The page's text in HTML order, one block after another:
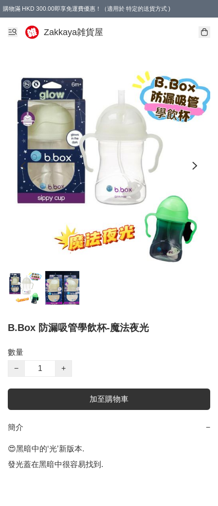
購物滿 HKD 300.00即享免運費優惠！（適用於 特定的送貨方式 )
Zakkaya雑貨屋
B.Box 防漏吸管學飲杯-魔法夜光
數量
−
+
加至購物車
簡介 −
😍黑暗中的‘光’新版本.
發光蓋在黑暗中很容易找到.